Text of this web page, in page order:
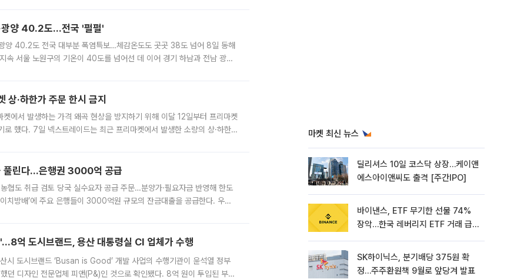
양 40.2도…전국 '펄펄'
40.2도 전국 대부분 폭염특보…체감온도도 곳곳 38도 넘어 8일 동해
속 서울 노원구의 기온이 40도를 넘어선 데 이어 경기 하남과 전남 광양
상·하한가 주문 한시 금지
에서 발생하는 가격 왜곡 현상을 방지하기 위해 이달 12일부터 프리마켓
로 했다. 7일 넥스트레이드는 최근 프리마켓에서 발생한 소량의 상·하한
풀린다…은행권 3000억 공급
협도 취급 검토 당국 실수요자 공급 주문…분양가·필요자금 반영해 한도
치방배’에 주요 은행들이 3000억원 규모의 잔금대출을 공급한다. 우리
도시브랜드, 용산 대통령실 CI 업체가 수행
시 도시브랜드 ‘Busan is Good’ 개발 사업의 수행기관이 윤석열 정부
던 디자인 전문업체 피앤(P&)인 것으로 확인됐다. 8억 원이 투입된 부산
마켓 최신 뉴스
딜리셔스 10일 코스닥 상장…케이앤
에스아이앤씨도 출격 [주간IPO]
바이낸스, ETF 무기한 선물 74%
장악…한국 레버리지 ETF 거래 급
SK하이닉스, 분기배당 375원 확
정…주주환원책 9월로 앞당겨 발표